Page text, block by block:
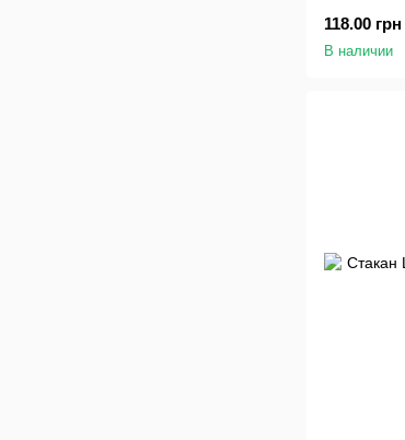
118.00 грн
В наличии